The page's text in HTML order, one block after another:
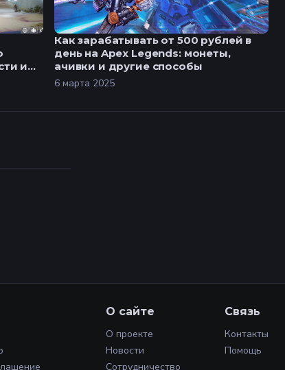
и
Как зарабатывать от 500 рублей в
день на Apex Legends: монеты,
ачивки и другие способы
6 марта 2025
О сайте
О проекте
Новости
Сотрудничество
Связь
Контакты
Помощь